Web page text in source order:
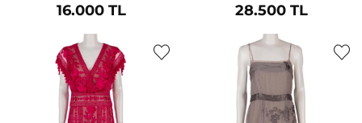
16.000 TL 28.500 TL